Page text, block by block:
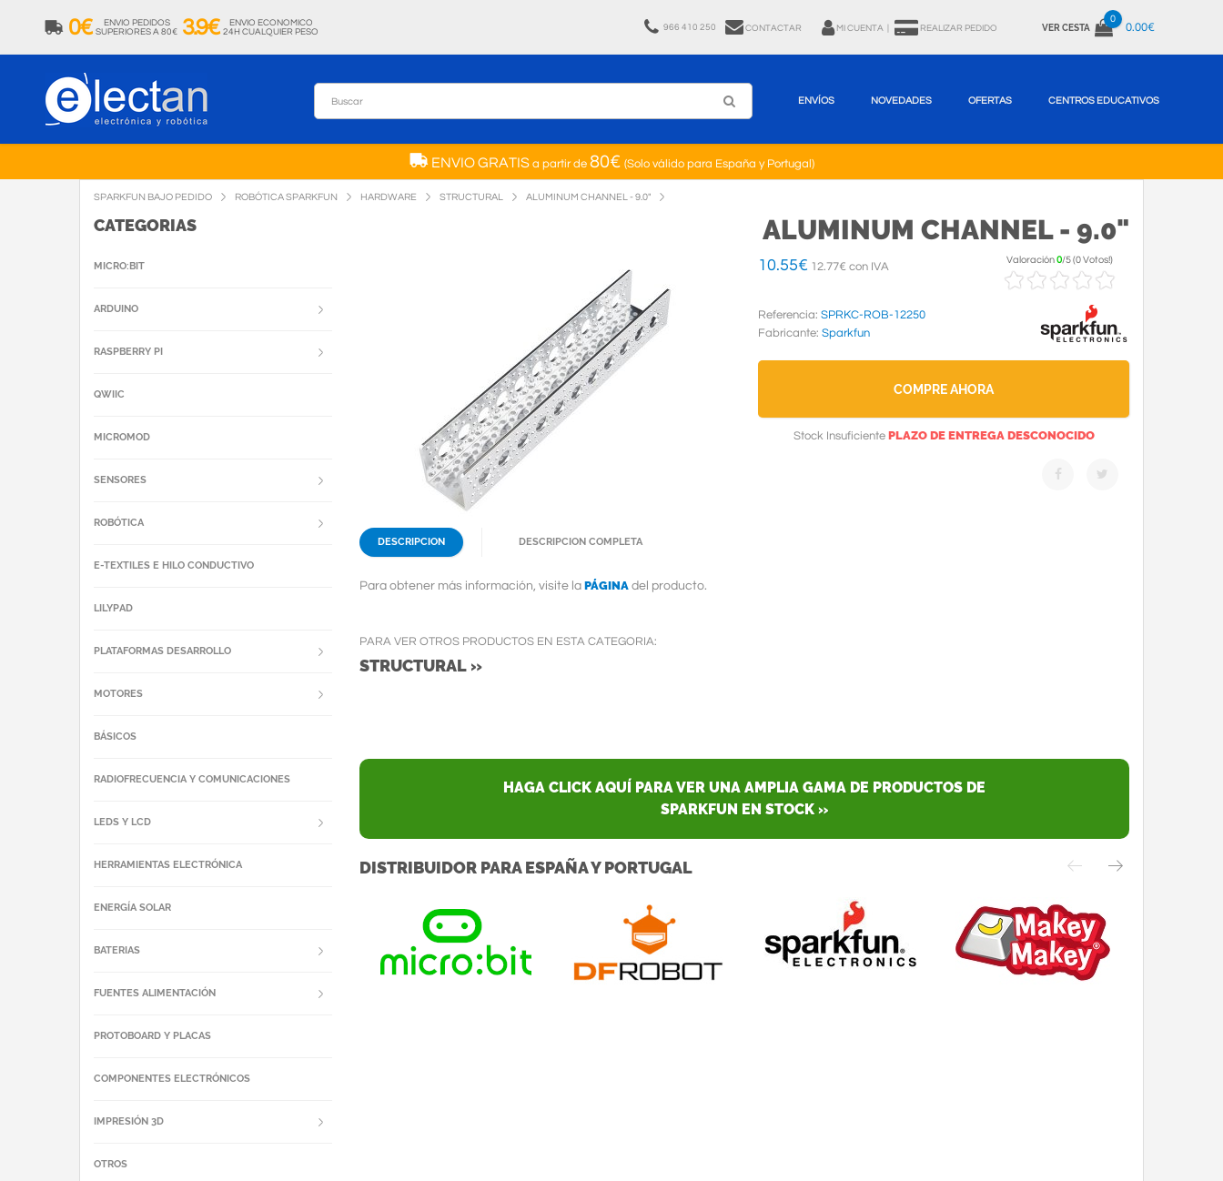
0€
ENVIO PEDIDOS
SUPERIORES A 80€ 3.9€
ENVIO ECONOMICO
24H CUALQUIER PESO
966 410 250 CONTACTAR MI CUENTA REALIZAR PEDIDO VER CESTA
0
0.00€
ENVÍOS NOVEDADES OFERTAS CENTROS EDUCATIVOS
ENVIO GRATISa partir de 80€ (Solo válido para España y Portugal)
SPARKFUN BAJO PEDIDO ROBÓTICA SPARKFUN HARDWARE STRUCTURAL ALUMINUM CHANNEL - 9.0"
ALUMINUM CHANNEL - 9.0"
10.55€ 12.77€ con IVA
Valoración0/5(0 Votos!)
Referencia: SPRKC-ROB-12250
Fabricante: Sparkfun
COMPRE AHORA
Stock Insuficiente PLAZO DE ENTREGA DESCONOCIDO
DESCRIPCION DESCRIPCION COMPLETA
Para obtener más información, visite la PÁGINA del producto.
PARA VER OTROS PRODUCTOS EN ESTA CATEGORIA:
STRUCTURAL »
HAGA CLICK AQUÍ PARA VER UNA AMPLIA GAMA DE PRODUCTOS DE
SPARKFUN EN STOCK »
DISTRIBUIDOR PARA ESPAÑA Y PORTUGAL
CATEGORIAS
MICRO:BIT
ARDUINO
RASPBERRY PI
QWIIC
MICROMOD
SENSORES
ROBÓTICA
E-TEXTILES E HILO CONDUCTIVO
LILYPAD
PLATAFORMAS DESARROLLO
MOTORES
BÁSICOS
RADIOFRECUENCIA Y COMUNICACIONES
LEDS Y LCD
HERRAMIENTAS ELECTRÓNICA
ENERGÍA SOLAR
BATERIAS
FUENTES ALIMENTACIÓN
PROTOBOARD Y PLACAS
COMPONENTES ELECTRÓNICOS
IMPRESIÓN 3D
OTROS